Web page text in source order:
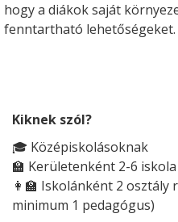
hogy a diákok saját
fenntartható lehetőségeket.
Kiknek szól?
🎓 Középiskolásoknak
🏫 Kerületenként 2-6
👩‍🏫 Iskolánként 2
minimum 1 pedagógus)